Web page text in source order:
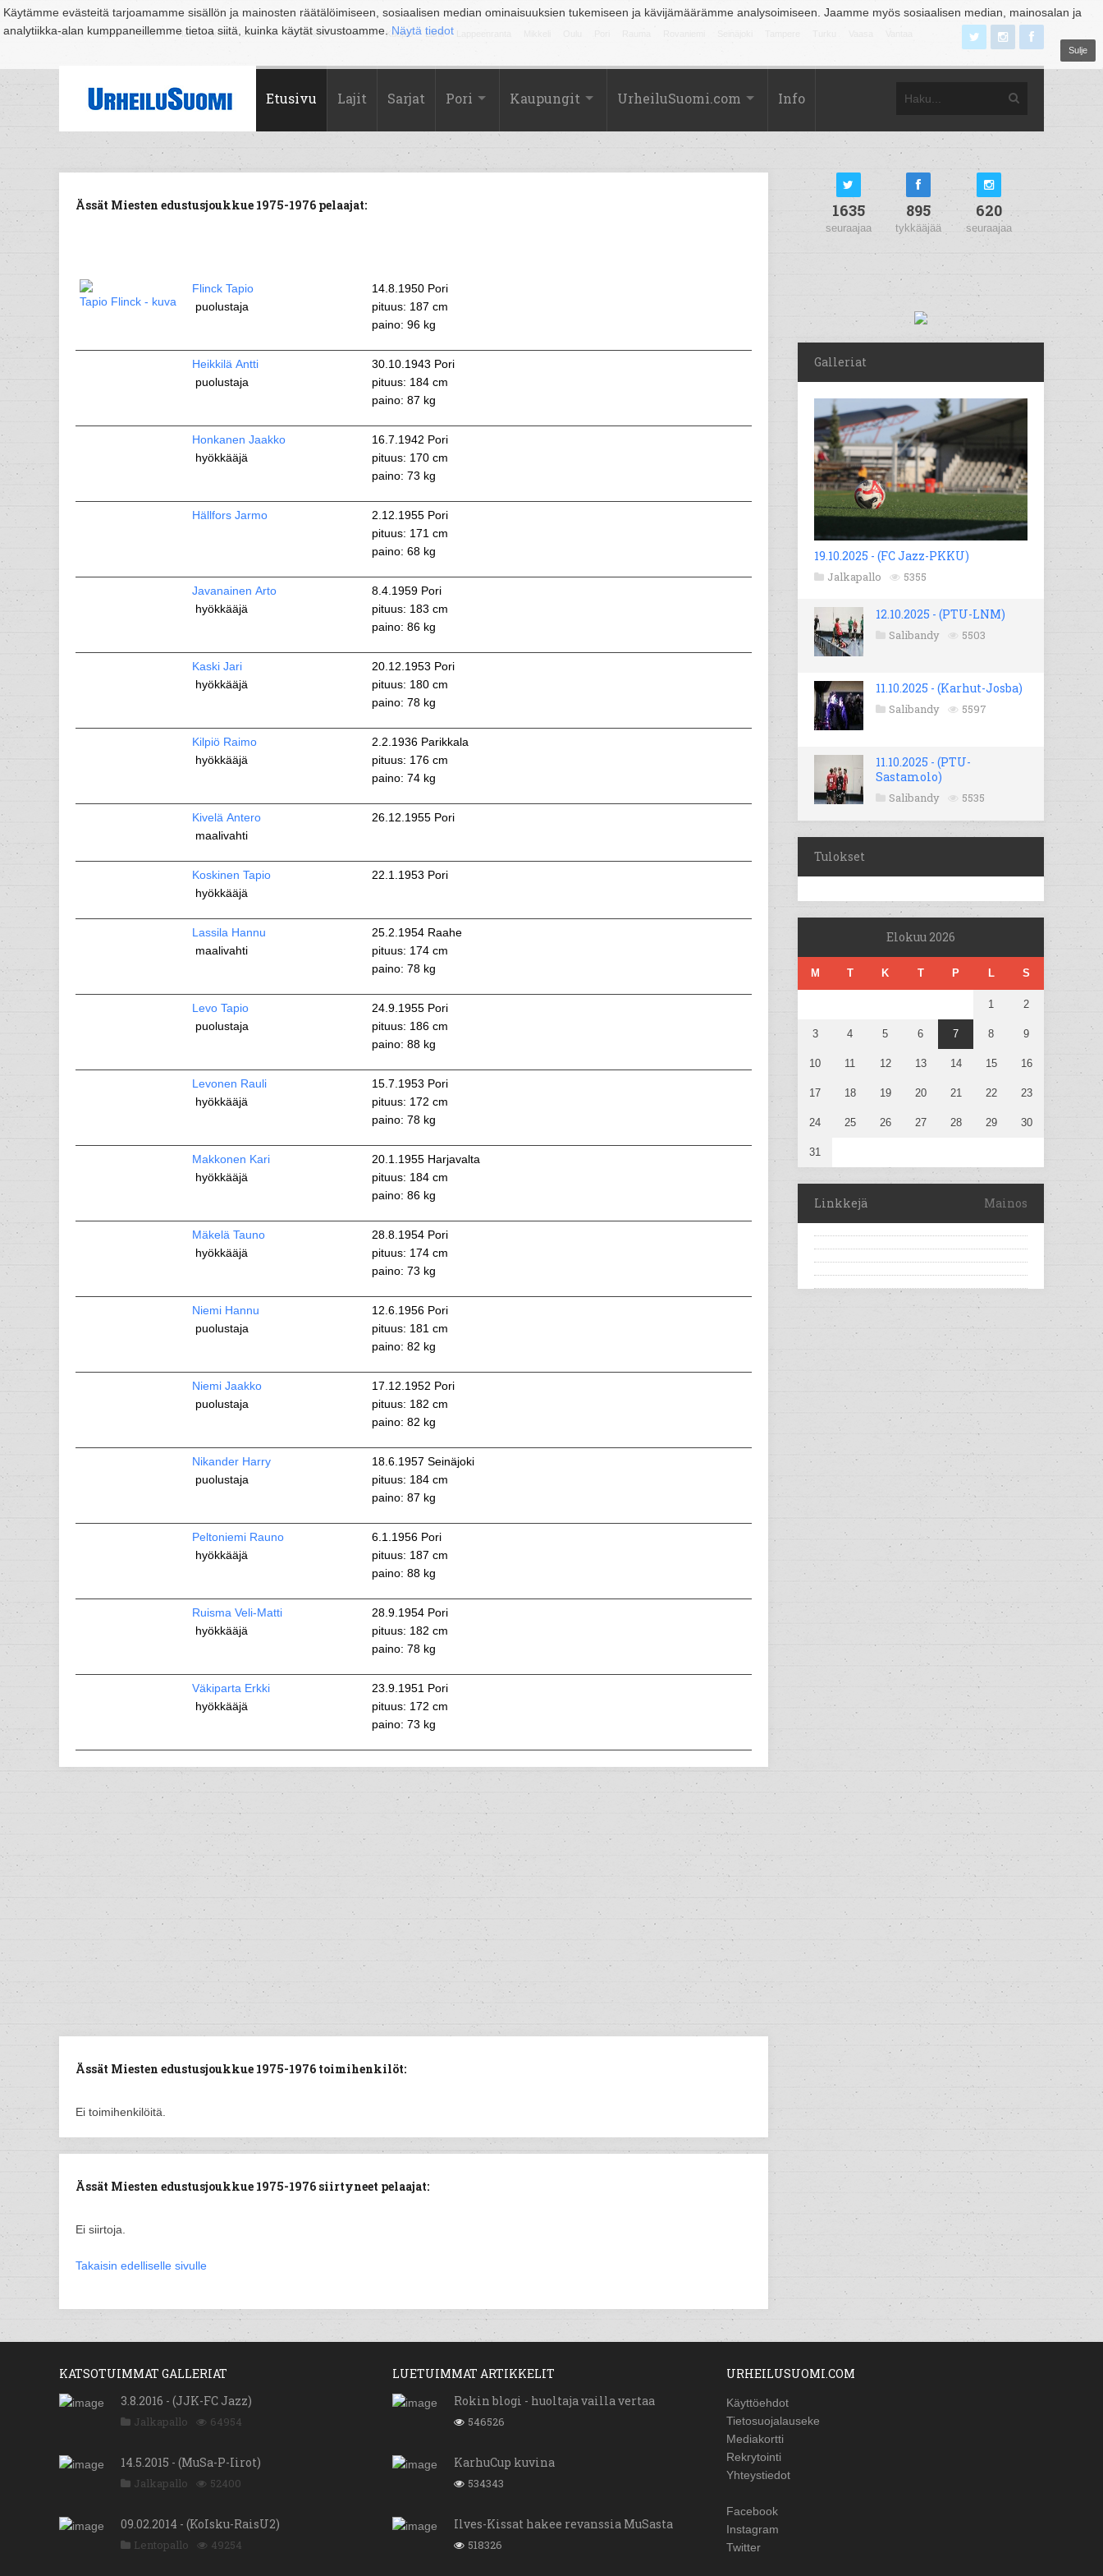
Käytämme evästeitä tarjoamamme sisällön ja mainosten räätälöimiseen, sosiaalisen median ominaisuuksien tukemiseen ja kävijämäärämme analysoimiseen. Jaamme myös sosiaalisen median, mainosalan ja
analytiikka-alan kumppaneillemme tietoa siitä, kuinka käytät sivustoamme. Näytä tiedot
Sulje
Suomi Espoo Helsinki Hämeenlinna Joensuu Jyväskylä Kouvola Kuopio Lahti
Etusivu Lajit Sarjat Pori Kaupungit UrheiluSuomi.com Info
Ässät Miesten edustusjoukkue 1975-1976 pelaajat:
Flinck Tapio
puolustaja
14.8.1950 Pori
pituus: 187 cm
paino: 96 kg
Heikkilä Antti
puolustaja
30.10.1943 Pori
pituus: 184 cm
paino: 87 kg
Honkanen Jaakko
hyökkääjä
16.7.1942 Pori
pituus: 170 cm
paino: 73 kg
Hällfors Jarmo
2.12.1955 Pori
pituus: 171 cm
paino: 68 kg
Javanainen Arto
hyökkääjä
8.4.1959 Pori
pituus: 183 cm
paino: 86 kg
Kaski Jari
hyökkääjä
20.12.1953 Pori
pituus: 180 cm
paino: 78 kg
Kilpiö Raimo
hyökkääjä
2.2.1936 Parikkala
pituus: 176 cm
paino: 74 kg
Kivelä Antero
maalivahti
26.12.1955 Pori
Koskinen Tapio
hyökkääjä
22.1.1953 Pori
Lassila Hannu
maalivahti
25.2.1954 Raahe
pituus: 174 cm
paino: 78 kg
Levo Tapio
puolustaja
24.9.1955 Pori
pituus: 186 cm
paino: 88 kg
Levonen Rauli
hyökkääjä
15.7.1953 Pori
pituus: 172 cm
paino: 78 kg
Makkonen Kari
hyökkääjä
20.1.1955 Harjavalta
pituus: 184 cm
paino: 86 kg
Mäkelä Tauno
hyökkääjä
28.8.1954 Pori
pituus: 174 cm
paino: 73 kg
Niemi Hannu
puolustaja
12.6.1956 Pori
pituus: 181 cm
paino: 82 kg
Niemi Jaakko
puolustaja
17.12.1952 Pori
pituus: 182 cm
paino: 82 kg
Nikander Harry
puolustaja
18.6.1957 Seinäjoki
pituus: 184 cm
paino: 87 kg
Peltoniemi Rauno
hyökkääjä
6.1.1956 Pori
pituus: 187 cm
paino: 88 kg
Ruisma Veli-Matti
hyökkääjä
28.9.1954 Pori
pituus: 182 cm
paino: 78 kg
Väkiparta Erkki
hyökkääjä
23.9.1951 Pori
pituus: 172 cm
paino: 73 kg
Ässät Miesten edustusjoukkue 1975-1976 toimihenkilöt:
Ei toimihenkilöitä.
Ässät Miesten edustusjoukkue 1975-1976 siirtyneet pelaajat:
Ei siirtoja.
Takaisin edelliselle sivulle
1635
seuraajaa
895
tykkääjää
620
seuraajaa
Galleriat
19.10.2025 - (FC Jazz-PKKU)
Jalkapallo 5355
12.10.2025 - (PTU-LNM)
Salibandy 5503
11.10.2025 - (Karhut-Josba)
Salibandy 5597
11.10.2025 - (PTU-
Sastamolo)
Salibandy 5535
Tulokset
Elokuu 2026
M T K T P L S
1 2
3 4 5 6 7 8 9
10 11 12 13 14 15 16
17 18 19 20 21 22 23
24 25 26 27 28 29 30
31
Linkkejä Mainos
KATSOTUIMMAT GALLERIAT
3.8.2016 - (JJK-FC Jazz)
Jalkapallo 64954
14.5.2015 - (MuSa-P-Iirot)
Jalkapallo 52400
09.02.2014 - (KoIsku-RaisU2)
Lentopallo 49254
LUETUIMMAT ARTIKKELIT
Rokin blogi - huoltaja vailla vertaa
546526
KarhuCup kuvina
534343
Ilves-Kissat hakee revanssia MuSasta
518326
URHEILUSUOMI.COM
Käyttöehdot
Tietosuojalauseke
Mediakortti
Rekrytointi
Yhteystiedot
Facebook
Instagram
Twitter